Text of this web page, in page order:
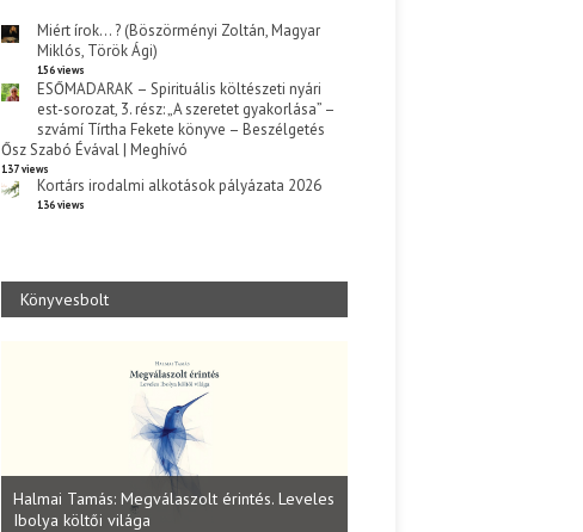
Miért írok… ? (Böszörményi Zoltán, Magyar
Miklós, Török Ági)
156 views
ESŐMADARAK – Spirituális költészeti nyári
est-sorozat, 3. rész: „A szeretet gyakorlása” –
szvámí Tírtha Fekete könyve – Beszélgetés
Ősz Szabó Évával | Meghívó
137 views
Kortárs irodalmi alkotások pályázata 2026
136 views
Könyvesbolt
Halmai Tamás: Megválaszolt érintés. Leveles
Ibolya költői világa